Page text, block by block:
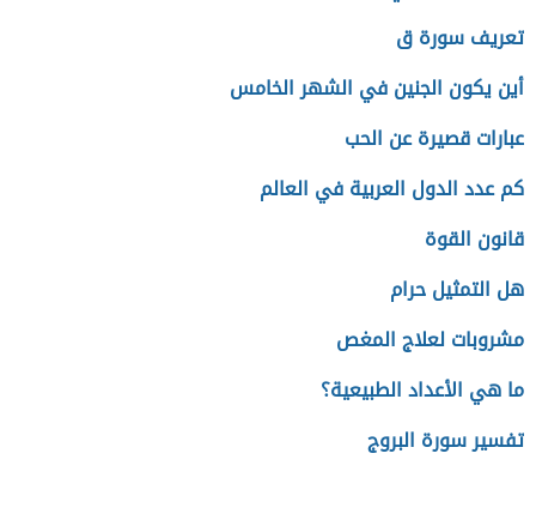
تعريف سورة ق
أين يكون الجنين في الشهر الخامس
عبارات قصيرة عن الحب
كم عدد الدول العربية في العالم
قانون القوة
هل التمثيل حرام
مشروبات لعلاج المغص
ما هي الأعداد الطبيعية؟
تفسير سورة البروج